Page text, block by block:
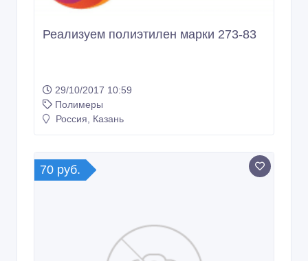
Реализуем полиэтилен марки 273-83
29/10/2017 10:59
Полимеры
Россия, Казань
70 руб.